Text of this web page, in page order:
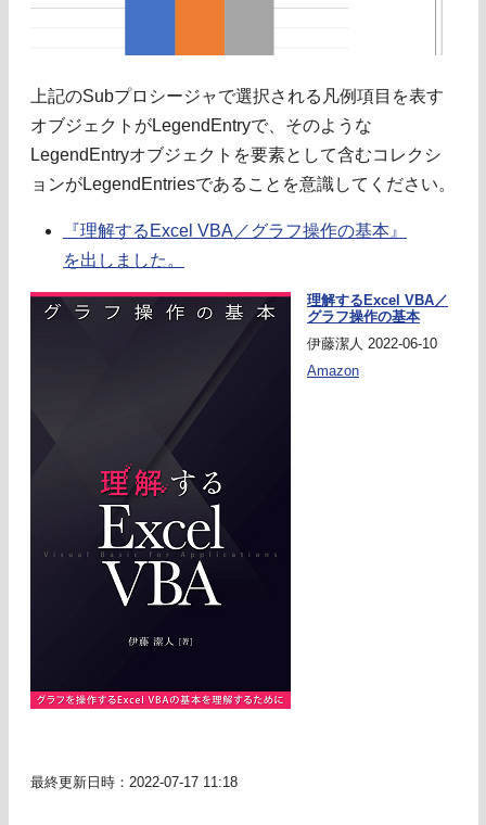
上記のSubプロシージャで選択される凡例項目を表す
オブジェクトがLegendEntryで、そのような
LegendEntryオブジェクトを要素として含むコレクシ
ョンがLegendEntriesであることを意識してください。
『理解するExcel VBA／グラフ操作の基本』
を出しました。
理解するExcel VBA／
グラフ操作の基本
伊藤潔人 2022-06-10
Amazon
最終更新日時：2022-07-17 11:18